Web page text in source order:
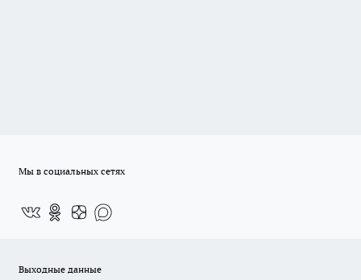
Мы в социальных сетях
Выходные данные